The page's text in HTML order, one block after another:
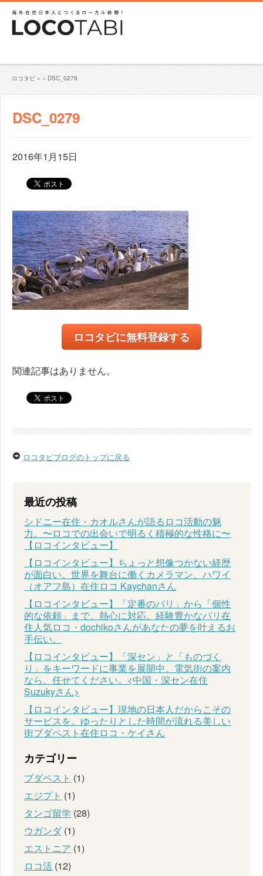
ロコタビ » » DSC_0279
DSC_0279
2016年1月15日
ロコタビに無料登録する
関連記事はありません。
ロコタビブログのトップに戻る
最近の投稿
シドニー在住・カオルさんが語るロコ活動の魅
力。〜ロコでの出会いで明るく積極的な性格に〜
【ロコインタビュー】
【ロコインタビュー】ちょっと想像つかない経歴
が面白い。世界を舞台に働くカメラマン、ハワイ
（オアフ島）在住ロコ Kaychanさん
【ロコインタビュー】「定番のパリ」から「個性
的な依頼」まで、熱心に対応。経験豊かなパリ在
住人気ロコ・dochikoさんがあなたの夢を叶えるお
手伝い。
【ロコインタビュー】「深セン」と「ものづく
り」をキーワードに事業を展開中。電気街の案内
なら、任せてください。<中国・深セン在住
Suzukyさん>
【ロコインタビュー】現地の日本人だからこその
サービスを。ゆったりとした時間が流れる美しい
街ブダペスト在住ロコ・ケイさん
カテゴリー
ブダペスト (1)
エジプト (1)
タンゴ留学 (28)
ウガンダ(1)
エストニア (1)
ロコ活 (12)